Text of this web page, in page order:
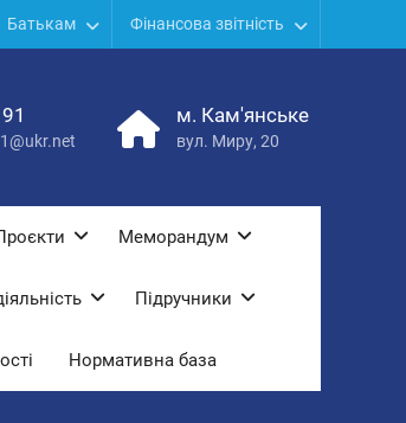
Батькам Фінансова звітність
м. Кам'янське
вул. Миру, 20
Меморандум
Підручники
Нормативна база